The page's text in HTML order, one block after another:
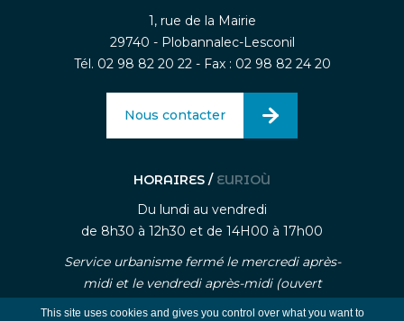
1, rue de la Mairie
29740 - Plobannalec-Lesconil
Tél. 02 98 82 20 22 - Fax : 02 98 82 24 20
Nous contacter
HORAIRES / EURIOÙ
Du lundi au vendredi
de 8h30 à 12h30 et de 14H00 à 17h00
Service urbanisme fermé le mercredi après-
midi et le vendredi après-midi (ouvert
This site uses cookies and gives you control over what you want to